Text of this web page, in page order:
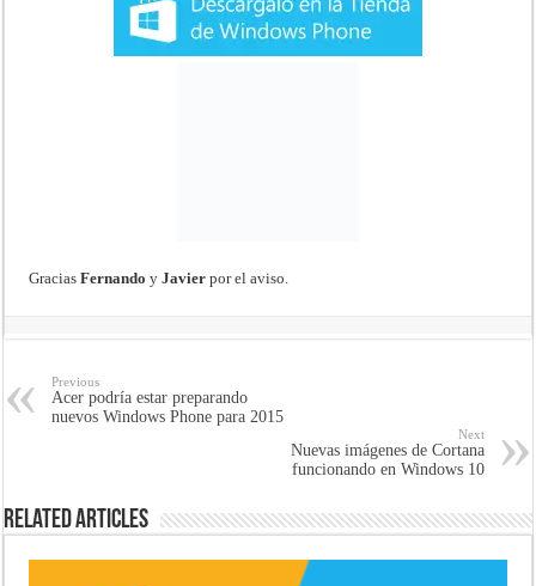
Gracias Fernando yJavier por el aviso.
Previous
Acer podría estar preparando
nuevos Windows Phone para 2015
Next
Nuevas imágenes de Cortana
funcionando en Windows 10
Related Articles